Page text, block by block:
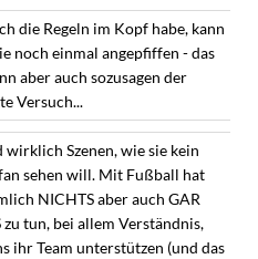
die Regeln im Kopf habe, kann
noch einmal angepfiffen - das
aber auch sozusagen der
Versuch...
wirklich Szenen, wie sie kein
sehen will. Mit Fußball hat
NICHTS aber auch GAR
zu tun, bei allem Verständnis,
ihr Team unterstützen (und das